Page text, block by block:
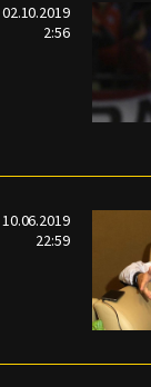
02.10.2019
2:56
10.06.2019
22:59